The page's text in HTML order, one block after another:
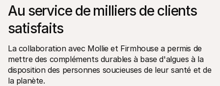
Au service de milliers de clients
satisfaits
La collaboration avec Mollie et Firmhouse a permis de
mettre des compléments durables à base d'algues à la
disposition des personnes soucieuses de leur santé et de
la planète.